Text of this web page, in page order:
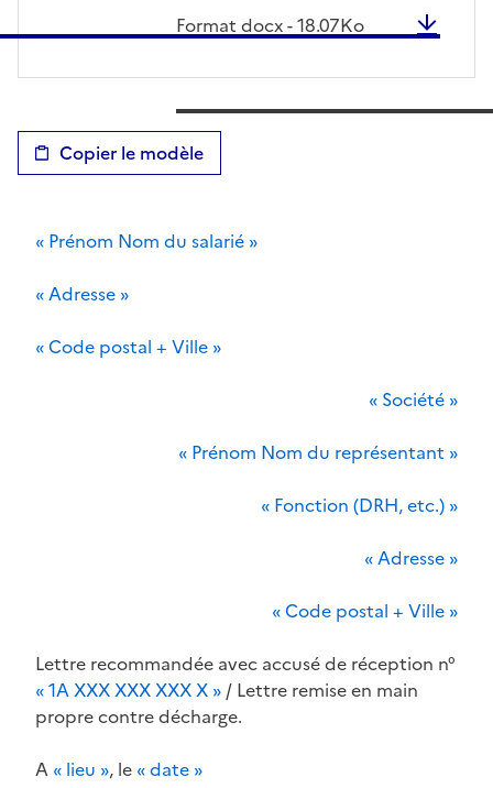
Format docx-18.07Ko
Copier le modèle
« Prénom Nom du salarié »
« Adresse »
« Code postal + Ville »
« Société »
« Prénom Nom du représentant »
« Fonction (DRH, etc.) »
« Adresse »
« Code postal + Ville »
Lettre recommandée avec accusé de réception n°
« 1A XXX XXX XXX X » / Lettre remise en main
propre contre décharge.
A « lieu », le « date »